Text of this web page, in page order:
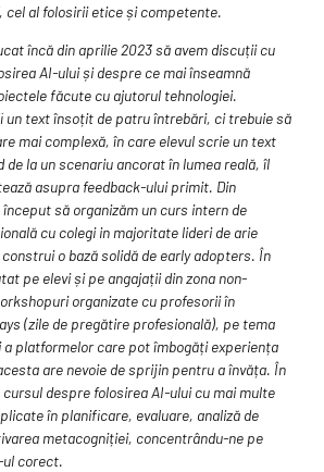
al folosirii etice și competente.
încă din aprilie 2023 să avem discuții cu
AI-ului și despre ce mai înseamnă
făcute cu ajutorul tehnologiei.
un text însoțit de patru întrebări, ci trebuie să
mai complexă, în care elevul scrie un text
de la un scenariu ancorat în lumea reală, îl
asupra feedback-ului primit. Din
să organizăm un curs intern de
cu colegi in majoritate lideri de arie
o bază solidă de early adopters. În
pe elevi și pe angajații din zona non-
organizate cu profesorii în
(zile de pregătire profesională), pe tema
a platformelor care pot îmbogăți experiența
are nevoie de sprijin pentru a învăța. În
despre folosirea AI-ului cu mai multe
în planificare, evaluare, analiză de
metacogniției, concentrându-ne pe
corect.